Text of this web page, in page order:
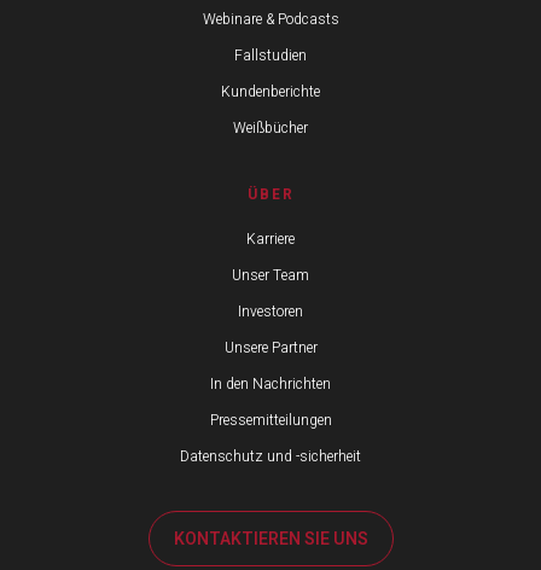
Webinare & Podcasts
Fallstudien
Kundenberichte
Weißbücher
ÜBER
Karriere
Unser Team
Investoren
Unsere Partner
In den Nachrichten
Pressemitteilungen
Datenschutz und -sicherheit
KONTAKTIEREN SIE UNS